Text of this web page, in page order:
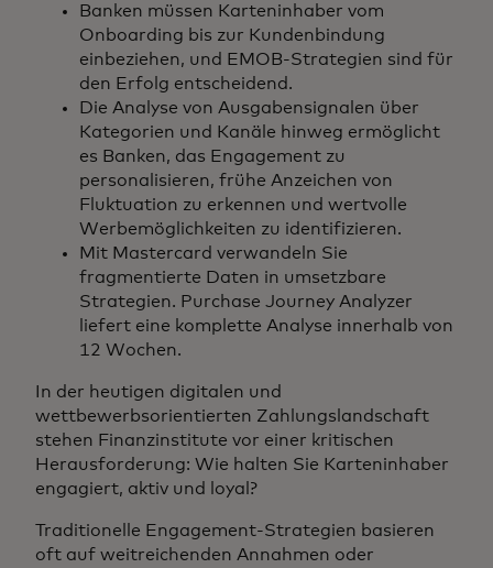
Banken müssen Karteninhaber vom
Onboarding bis zur Kundenbindung
einbeziehen, und EMOB-Strategien sind für
den Erfolg entscheidend.
Die Analyse von Ausgabensignalen über
Kategorien und Kanäle hinweg ermöglicht
es Banken, das Engagement zu
personalisieren, frühe Anzeichen von
Fluktuation zu erkennen und wertvolle
Werbemöglichkeiten zu identifizieren.
Mit Mastercard verwandeln Sie
fragmentierte Daten in umsetzbare
Strategien. Purchase Journey Analyzer
liefert eine komplette Analyse innerhalb von
12 Wochen.
In der heutigen digitalen und
wettbewerbsorientierten Zahlungslandschaft
stehen Finanzinstitute vor einer kritischen
Herausforderung: Wie halten Sie Karteninhaber
engagiert, aktiv und loyal?
Traditionelle Engagement-Strategien basieren
oft auf weitreichenden Annahmen oder